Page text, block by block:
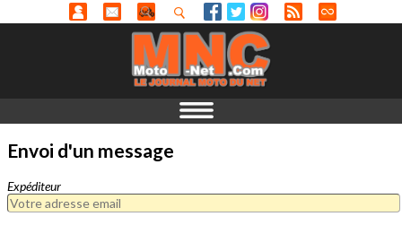
Envoi d'un message
Expéditeur